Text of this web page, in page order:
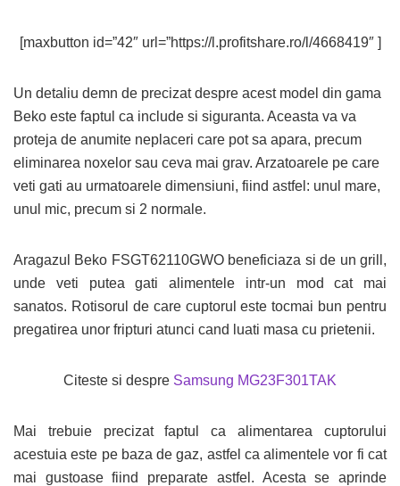
[maxbutton id=”42″ url=”https://l.profitshare.ro/l/4668419″ ]
Un detaliu demn de precizat despre acest model din gama
Beko este faptul ca include si siguranta. Aceasta va va
proteja de anumite neplaceri care pot sa apara, precum
eliminarea noxelor sau ceva mai grav. Arzatoarele pe care
veti gati au urmatoarele dimensiuni, fiind astfel: unul mare,
unul mic, precum si 2 normale.
Aragazul Beko FSGT62110GWO beneficiaza si de un grill,
unde veti putea gati alimentele intr-un mod cat mai
sanatos. Rotisorul de care cuptorul este tocmai bun pentru
pregatirea unor fripturi atunci cand luati masa cu prietenii.
Citeste si despre Samsung MG23F301TAK
Mai trebuie precizat faptul ca alimentarea cuptorului
acestuia este pe baza de gaz, astfel ca alimentele vor fi cat
mai gustoase fiind preparate astfel. Acesta se aprinde